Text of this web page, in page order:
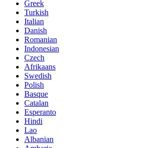
Greek
Turkish
Italian
Danish
Romanian
Indonesian
Czech
Afrikaans
Swedish
Polish
Basque
Catalan
Esperanto
Hindi
Lao
Albanian